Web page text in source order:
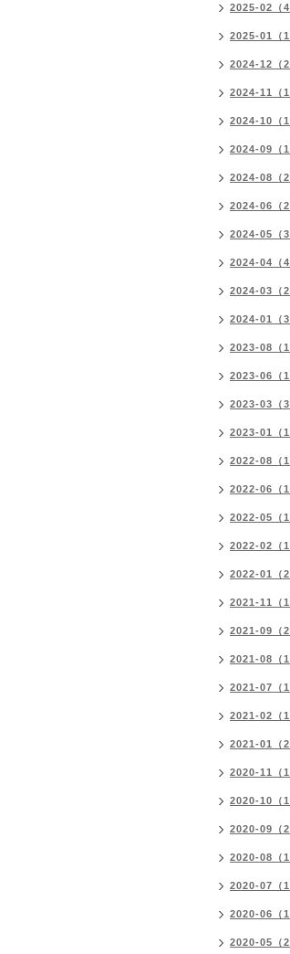
2025-02（4
2025-01（1
2024-12（2
2024-11（1
2024-10（1
2024-09（1
2024-08（2
2024-06（2
2024-05（3
2024-04（4
2024-03（2
2024-01（3
2023-08（1
2023-06（1
2023-03（3
2023-01（1
2022-08（1
2022-06（1
2022-05（1
2022-02（1
2022-01（2
2021-11（1
2021-09（2
2021-08（1
2021-07（1
2021-02（1
2021-01（2
2020-11（1
2020-10（1
2020-09（2
2020-08（1
2020-07（1
2020-06（1
2020-05（2